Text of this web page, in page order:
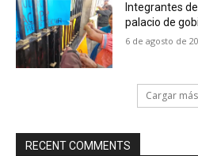
Integrantes
palacio de
6 de agosto de
Cargar más
RECENT COMMENTS